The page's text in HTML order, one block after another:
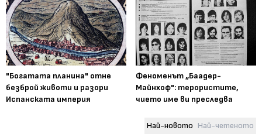
"Богатата планина" отне
безброй животи и разори
Испанската империя
Феноменът „Баадер-
Майнхоф": терористите,
чието име ви преследва
Най-новото Най-четеното